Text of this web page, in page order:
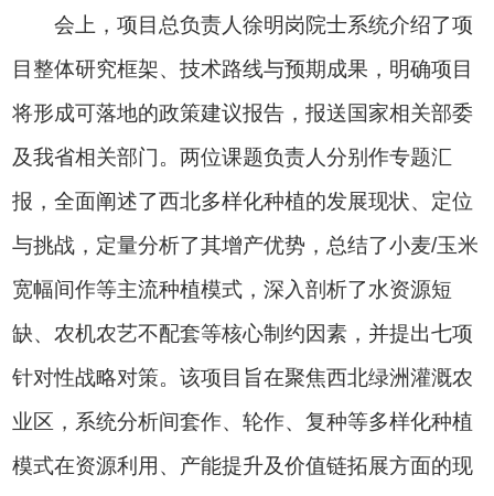
会上，项目总负责人徐明岗院士系统介绍了项
目整体研究框架、技术路线与预期成果，明确项目
将形成可落地的政策建议报告，报送国家相关部委
及我省相关部门。两位课题负责人分别作专题汇
报，全面阐述了西北多样化种植的发展现状、定位
与挑战，定量分析了其增产优势，总结了小麦/玉米
宽幅间作等主流种植模式，深入剖析了水资源短
缺、农机农艺不配套等核心制约因素，并提出七项
针对性战略对策。该项目旨在聚焦西北绿洲灌溉农
业区，系统分析间套作、轮作、复种等多样化种植
模式在资源利用、产能提升及价值链拓展方面的现